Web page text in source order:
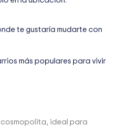
te gustaría mudarte con
más populares para vivir
ideal para